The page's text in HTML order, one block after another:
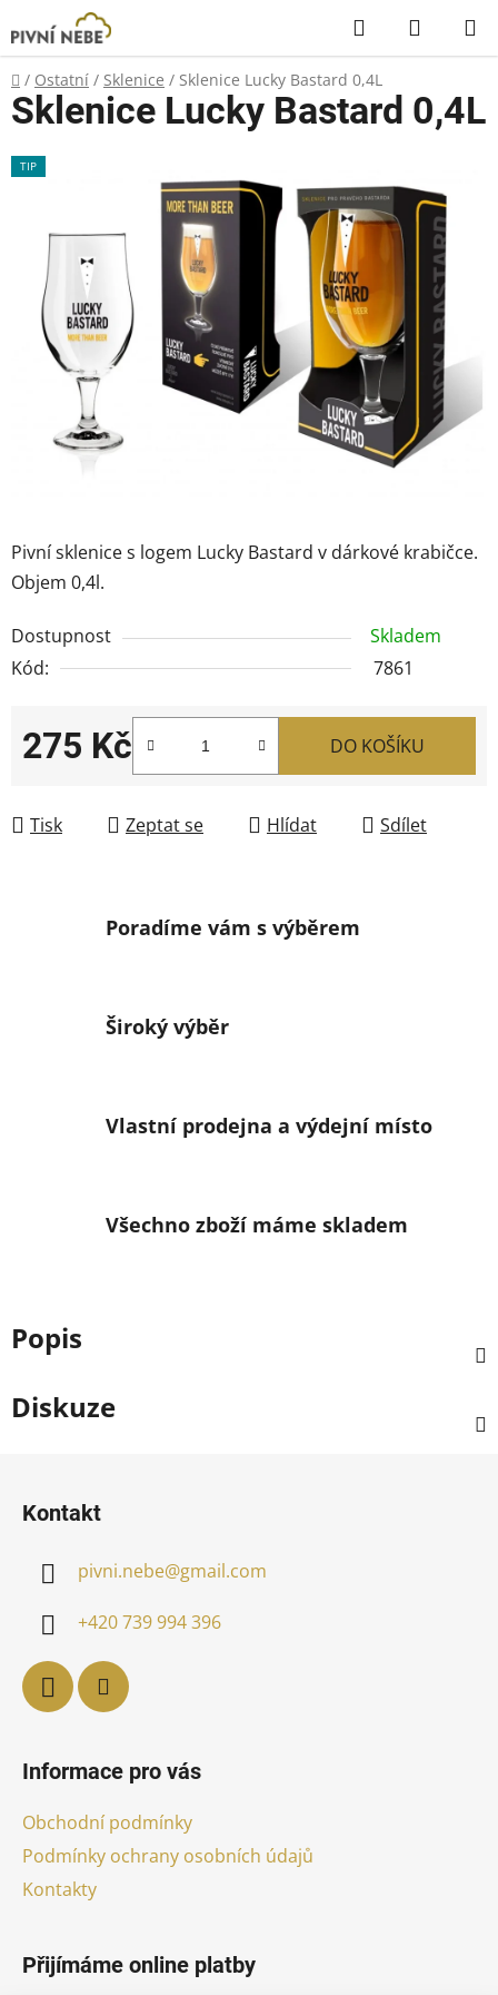
na
obsah
Hledat
KOŠÍK
Domů
/ Ostatní / Sklenice / Sklenice Lucky Bastard 0,4L
Pivní sklenice s logem Lucky Bastard v dárkové krabičce.
Objem 0,4l.
Dostupnost
Skladem
Kód:
7861
275 Kč DO KOŠÍKU
Tisk Zeptat se Hlídat Sdílet
Sklenice Lucky Bastard 0,4L
TIP
Poradíme vám s výběrem
Široký výběr
Vlastní prodejna a výdejní místo
Všechno zboží máme skladem
Popis
Diskuze
Kontakt
pivni.nebe@gmail.com
+420 739 994 396
Informace pro vás
Obchodní podmínky
Podmínky ochrany osobních údajů
Kontakty
Přijímáme online platby